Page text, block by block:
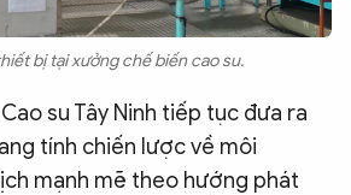
bị tại xưởng chế biến cao su.
su Tây Ninh tiếp tục đưa ra
tính chiến lược về môi
mạnh mẽ theo hướng phát